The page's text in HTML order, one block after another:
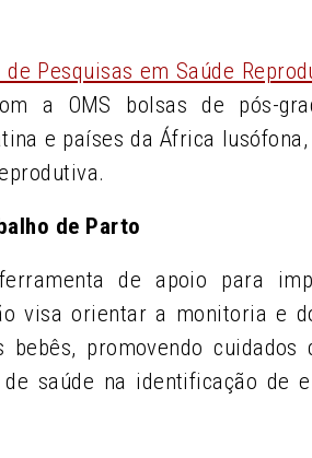
de Pesquisas em Saúde
a OMS bolsas de pós-
e países da África
de Parto
de apoio para
visa orientar a monitoria e
promovendo cuidados
saúde na identificação de